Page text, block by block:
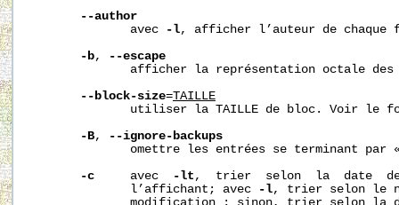
--author
              avec
-l, afficher l’auteur de chaque
-b,
--escape
afficher la représentation octale
--block-size=TAILLE
utiliser la TAILLE de bloc. Voir le
-B,
--ignore-backups
omettre les entrées se terminant par
-c
     avec
-lt ,  trier  selon  la  date  de
              l’affichant; avec
-l, trier selon le